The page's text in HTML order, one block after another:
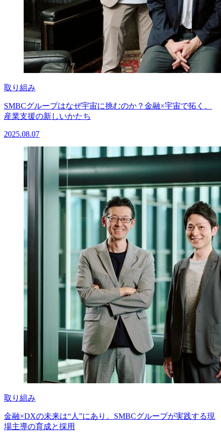
取り組み
SMBCグループはなぜ宇宙に挑むのか？金融×宇宙で拓く、
産業支援の新しいかたち
2025.08.07
取り組み
金融×DXの未来は“人”にあり。SMBCグループが実践する現
場主導の育成と採用